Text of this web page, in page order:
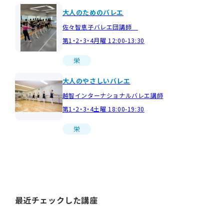
大人のためのバレエ
佐々智恵子バレエ団講師
第1・2・3・4月曜 12:00-13:30
栄
大人のやさしいバレエ
越智インターナショナルバレエ講師
第1・2・3・4土曜 18:00-19:30
栄
最近チェックした講座